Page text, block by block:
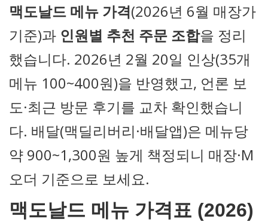
맥도날드 메뉴 가격(2026년 6월 매장가
기준)과 인원별 추천 주문 조합을 정리
했습니다. 2026년 2월 20일 인상(35개
메뉴 100~400원)을 반영했고, 언론 보
도·최근 방문 후기를 교차 확인했습니
다. 배달(맥딜리버리·배달앱)은 메뉴당
약 900~1,300원 높게 책정되니 매장·M
오더 기준으로 보세요.
맥도날드 메뉴 가격표 (2026)